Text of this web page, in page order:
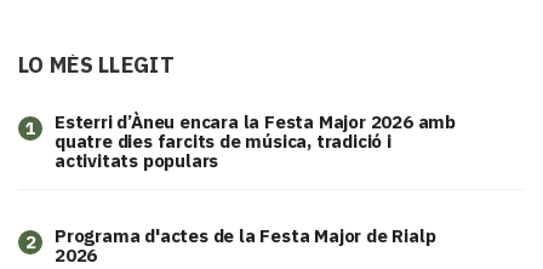
LO MÉS LLEGIT
1
Esterri d’Àneu encara la Festa Major 2026 amb
quatre dies farcits de música, tradició i
activitats populars
2
Programa d'actes de la Festa Major de Rialp
2026